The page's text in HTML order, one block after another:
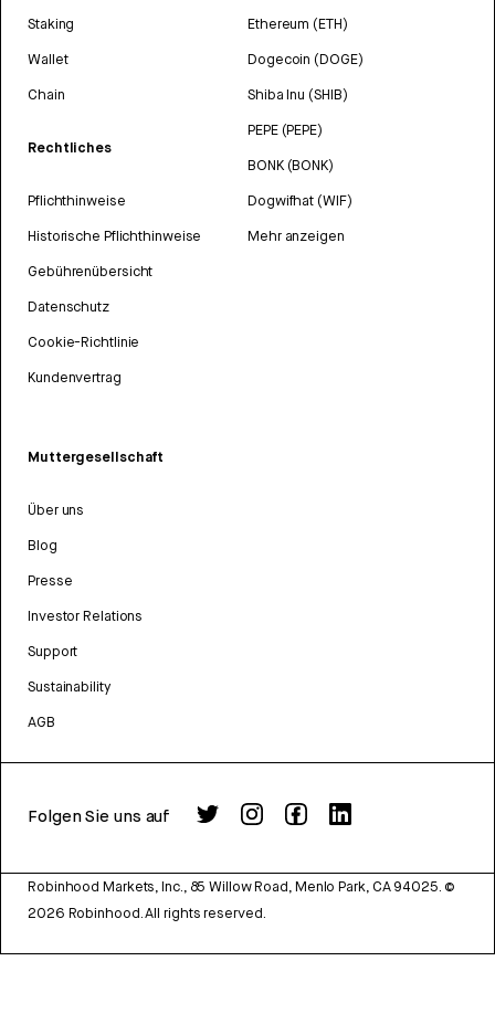
Staking
Wallet
Chain
Rechtliches
Pflichthinweise
Historische Pflichthinweise
Gebührenübersicht
Datenschutz
Cookie-Richtlinie
Kundenvertrag
Ethereum (ETH)
Dogecoin (DOGE)
Shiba Inu (SHIB)
PEPE (PEPE)
BONK (BONK)
Dogwifhat (WIF)
Mehr anzeigen
Muttergesellschaft
Über uns
Blog
Presse
Investor Relations
Support
Sustainability
AGB
Folgen Sie uns auf
Robinhood Markets, Inc., 85 Willow Road, Menlo Park, CA 94025. ©
2026 Robinhood. All rights reserved.